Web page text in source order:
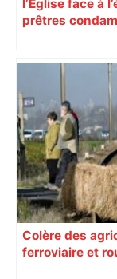
l’Église face à
prêtres
Colère des
ferroviaire et